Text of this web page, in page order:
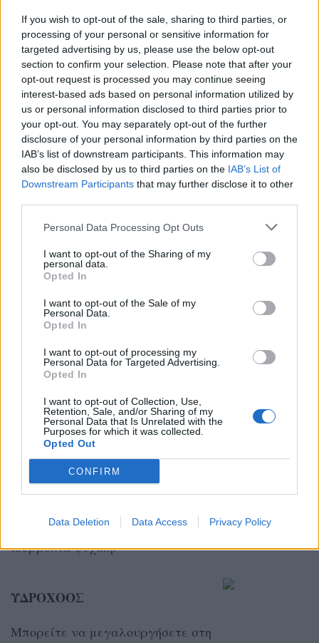
If you wish to opt-out of the sale, sharing to third parties, or
processing of your personal or sensitive information for
targeted advertising by us, please use the below opt-out
section to confirm your selection. Please note that after your
opt-out request is processed you may continue seeing
interest-based ads based on personal information utilized by
us or personal information disclosed to third parties prior to
your opt-out. You may separately opt-out of the further
disclosure of your personal information by third parties on the
IAB’s list of downstream participants. This information may
also be disclosed by us to third parties on the IAB’s List of
Downstream Participants that may further disclose it to other
Personal Data Processing Opt Outs
I want to opt-out of the Sharing of my
personal data.
Opted In
I want to opt-out of the Sale of my
Personal Data.
Opted In
I want to opt-out of processing my
Personal Data for Targeted Advertising.
Opted In
I want to opt-out of Collection, Use,
Retention, Sale, and/or Sharing of my
Personal Data that Is Unrelated with the
Purposes for which it was collected.
Opted Out
CONFIRM
Data Deletion Data Access Privacy Policy
Άτομα που δεν εμπιστεύεστε
πιθανόν να διεκδικήσουν κάτι που
είναι ίσως δύσκολο τώρα να το
έχουν από εσάς.
ΣΚΟΡΠΙΟΣ
Η προσωπική σας ζωή θα σας
απασχολήσει έντονα και ίσως
αυτό που φοβόσασταν συμβεί τις
βραδινές ώρες.
ΤΟΞΟΤΗΣ
Πολύ πιθανό να συμβεί μια
ανατροπή στο κοντινό
περιβάλλον σας και να ειπωθούν
κουβέντες που θα σπάσουν
κούπες. Προσοχή!
ΑΙΓΟΚΕΡΩΣ
και σας γεμίζει με ενέργεια και
ισορροπία ψυχική.
ΥΔΡΟΧΟΟΣ
Μπορείτε να μεγαλουργήσετε στη